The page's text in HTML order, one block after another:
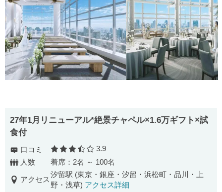
27年1月リニューアル*絶景チャペル×1.6万ギフト×試
食付
口コミ 口コミ評価
3.9
人数
着席：2名 ～ 100名
アクセス
汐留駅 (東京・銀座・汐留・浜松町・品川・上
野・浅草) アクセス詳細